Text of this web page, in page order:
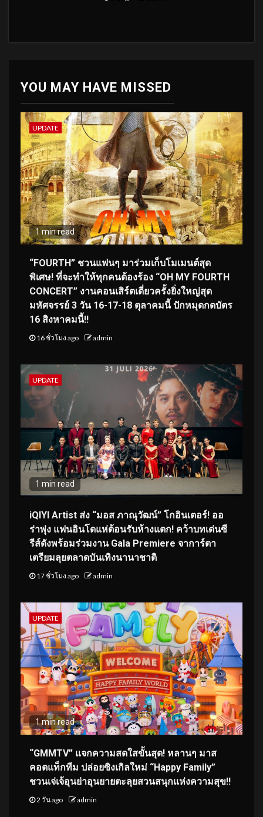
YOU MAY HAVE MISSED
UPDATE
1 min read
“FOURTH” ชวนแฟนๆ มาร่วมเก็บโมเมนต์สุด
พิเศษ! ที่จะทำให้ทุกคนต้องร้อง “OH MY FOURTH
CONCERT” งานคอนเสิร์ตเดี่ยวครั้งยิ่งใหญ่สุด
มหัศจรรย์ 3 วัน 16-17-18 ตุลาคมนี้ ปักหมุดกดบัตร
16 สิงหาคมนี้!!
16 ชั่วโมง ago admin
UPDATE
1 min read
iQIYI Artist ส่ง “มอส ภาณุวัฒน์” โกอินเตอร์! ออ
ร่าพุ่ง แฟนอินโดแห่ต้อนรับห้างแตก! คว้าบทเด่นซี
รีส์ดังพร้อมร่วมงาน Gala Premiere จาการ์ตา
เตรียมลุยตลาดบันเทิงนานาชาติ
17 ชั่วโมง ago admin
UPDATE
1 min read
“GMMTV” แจกความสดใสขั้นสุด! หลานๆ มาส
คอตแท็กทีม ปล่อยซิงเกิลใหม่ “Happy Family”
ชวนเจ่เจ้อุนย่าอุนยายตะลุยสวนสนุกแห่งความสุข!!
2 วัน ago admin